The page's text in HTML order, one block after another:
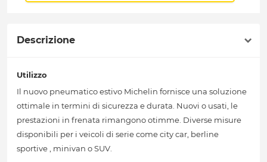
Descrizione
Utilizzo
Il nuovo pneumatico estivo Michelin fornisce una soluzione
ottimale in termini di sicurezza e durata. Nuovi o usati, le
prestazioni in frenata rimangono otimme. Diverse misure
disponibili per i veicoli di serie come city car, berline
sportive , minivan o SUV.